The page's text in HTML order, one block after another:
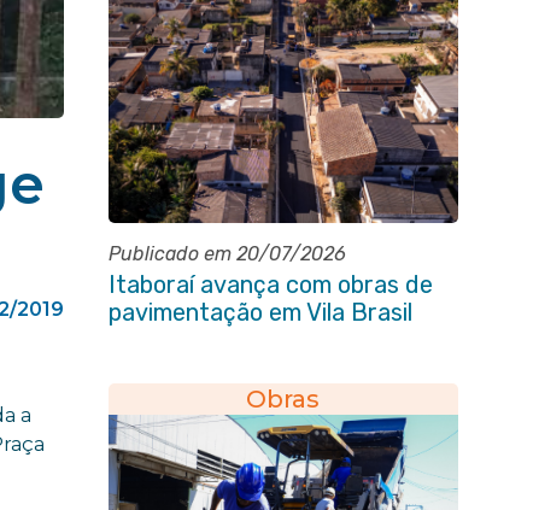
2019
a
Publicado em 20/07/2026
Itaboraí avança com obras de
pavimentação em Vila Brasil
Obras